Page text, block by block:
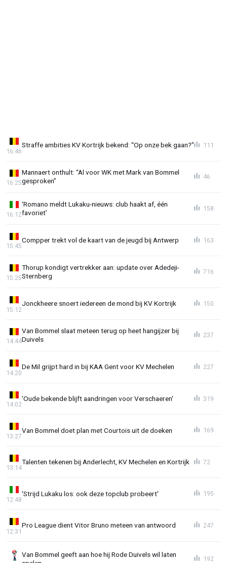
Straffe ambities KV Kortrijk bekend: “Op onze bek gaan?”
16:46
111
Mannaert onthult: “Al voor WK met Mark van Bommel
gesproken”
16:25
46
‘Romano meldt Lukaku-nieuws: club haakt af, één
favoriet’
16:12
158
Compper trekt vol de kaart van de jeugd bij Antwerp
15:45
163
Thorup kondigt vertrekker aan: update over Adedeji-
Sternberg
15:25
716
Jonckheere snoert iedereen de mond bij KV Kortrijk
15:12
150
Van Bommel slaat meteen terug op heet hangijzer bij
Duivels
14:44
237
De Mil grijpt hard in bij KAA Gent voor KV Mechelen
14:20
227
'Oude bekende blijft aandringen voor Verschaeren'
14:02
319
Van Bommel doet plan met Courtois uit de doeken
13:27
169
Talenten tekenen bij Anderlecht, KV Mechelen en Kortrijk
13:14
72
'Strijd Lukaku los: ook deze topclub probeert'
12:48
195
Pro League dient Vitor Bruno meteen van antwoord
12:31
247
Van Bommel geeft aan hoe hij Rode Duivels wil laten
192